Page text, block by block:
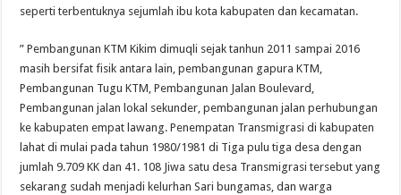
seperti terbentuknya sejumlah ibu kota kabupaten dan kecamatan.
” Pembangunan KTM Kikim dimuqli sejak tanhun 2011 sampai 2016
masih bersifat fisik antara lain, pembangunan gapura KTM,
Pembangunan Tugu KTM, Pembangunan Jalan Boulevard,
Pembangunan jalan lokal sekunder, pembangunan jalan perhubungan
ke kabupaten empat lawang. Penempatan Transmigrasi di kabupaten
lahat di mulai pada tahun 1980/1981 di Tiga pulu tiga desa dengan
jumlah 9.709 KK dan 41. 108 Jiwa satu desa Transmigrasi tersebut yang
sekarang sudah menjadi kelurhan Sari bungamas, dan warga